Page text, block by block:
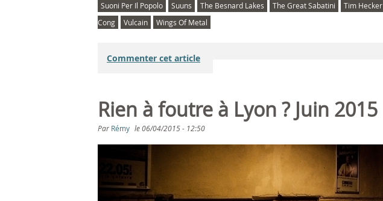
Suoni Per Il Popolo
Suuns The Besnard Lakes The Great Sabatini Tim Hecker
Cong
Vulcain Wings Of Metal
Commenter cet article
Rien à foutre à Lyon ? Juin 2015
Par Rémy le06/04/2015 - 12:50